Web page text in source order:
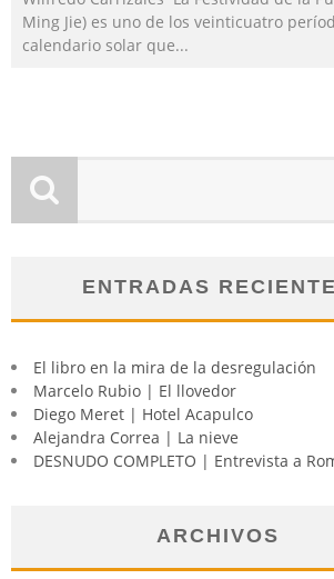
Ming Jie) es uno de los veinticuatro
calendario solar que...
ENTRADAS
El libro en la mira de la desregulación
Marcelo Rubio | El llovedor
Diego Meret | Hotel Acapulco
Alejandra Correa | La nieve
DESNUDO COMPLETO | Entrevista a
ARCHIVOS